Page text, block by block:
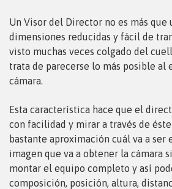
Un Visor del Director no es más que
dimensiones reducidas y fácil de
visto muchas veces colgado del
trata de parecerse lo más posible al
cámara.
Esta característica hace que el
con facilidad y mirar a través de
bastante aproximación cuál va a ser
imagen que va a obtener la cámara
montar el equipo completo y así
composición, posición, altura,